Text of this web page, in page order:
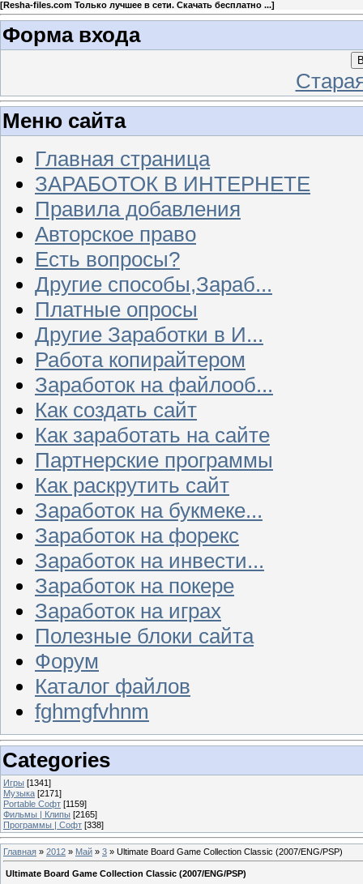
[Resha-files.com Только лучшее в сети. Скачать бесплатно ...]
Форма входа
Меню сайта
Главная страница
ЗАРАБОТОК В ИНТЕРНЕТЕ
Правила добавления
Авторское право
Есть вопросы?
Другие способы,Зараб...
Платные опросы
Другие Заработки в И...
Работа копирайтером
Заработок на файлооб...
Как создать сайт
Как заработать на сайте
Партнерские программы
Как раскрутить сайт
Заработок на букмеке...
Заработок на форекс
Заработок на инвести...
Заработок на покере
Заработок на играх
Полезные блоки сайта
Форум
Каталог файлов
fghmgfvhnm
Categories
Игры [1341]
Музыка [2171]
Portable Софт [1159]
Фильмы | Клипы [2165]
Программы | Софт [338]
Главная » 2012 » Май » 3 » Ultimate Board Game Collection Classic (2007/ENG/PSP)
Ultimate Board Game Collection Classic (2007/ENG/PSP)